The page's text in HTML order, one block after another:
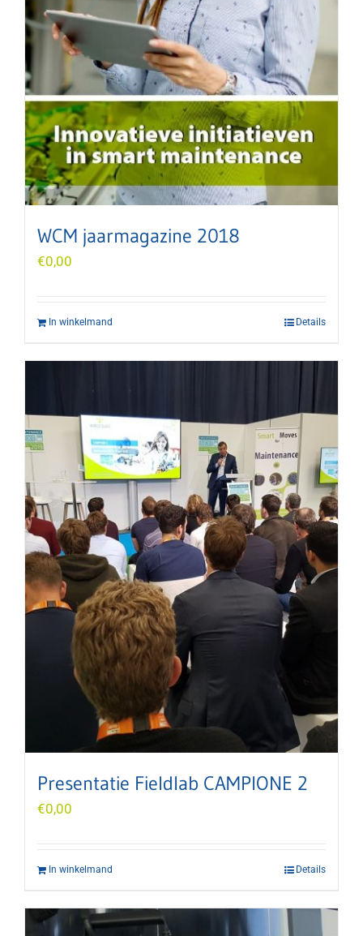
WCM jaarmagazine 2018
€0,00
In winkelmand Details
Presentatie Fieldlab CAMPIONE 2
€0,00
In winkelmand Details